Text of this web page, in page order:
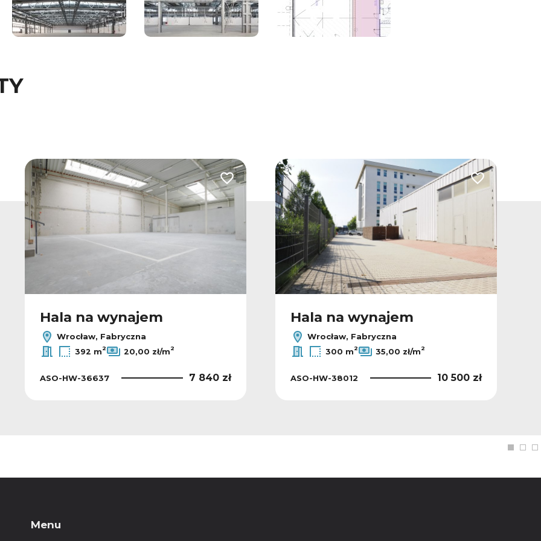
ulubionych Dodaj do ulubionych
Hala na wynajem
Wrocław, Fabryczna
392 m2 20,00 zł/m2
ASO-HW-36637 7 840 zł
Dodaj do
Hala na wynajem
Wrocław, Fabryczna
300 m2 35,00 zł/m2
ASO-HW-38012 10 500 zł
Menu